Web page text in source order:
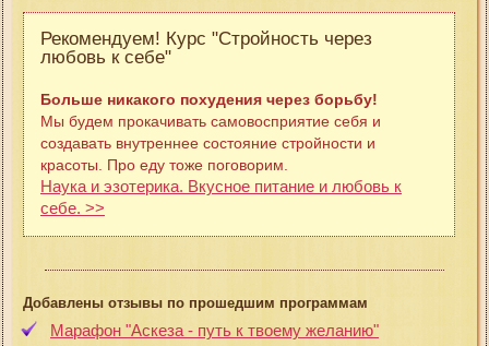
Рекомендуем! Курс "Стройность через
любовь к себе"
Больше никакого похудения через борьбу!
Мы будем прокачивать самовосприятие себя и
создавать внутреннее состояние стройности и
красоты. Про еду тоже поговорим.
Наука и эзотерика. Вкусное питание и любовь к
себе. >>
Добавлены отзывы по прошедшим программам
Марафон "Аскеза - путь к твоему желанию"